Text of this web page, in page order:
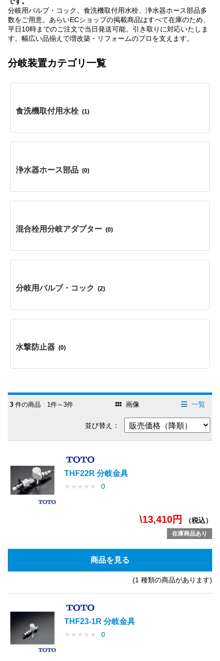
分岐用バルブ・コック、食洗機取付用水栓、浄水器ホース部品多
数をご用意。あらいECショップの掲載商品はすべて在庫のため、
平日10時までのご注文で当日発送可能。引き取りに対応いたしま
す。幅広い品揃えで増改築・リフォームのプロを支えます。
分岐装置カテゴリ一覧
食洗機取付用水栓 (1)
浄水器ホース部品 (0)
混合栓用分岐アダプター (0)
分岐用バルブ・コック (2)
水撃防止器 (0)
3 件の商品 1件～3件 画像 一覧
並び替え：
THF22R 分岐金具
★ ★ ★ ★ ★ 0
\13,410円 （税込）
在庫商品あり
商品を見る
(1 種類の商品があります)
THF23-1R 分岐金具
★ ★ ★ ★ ★ 0